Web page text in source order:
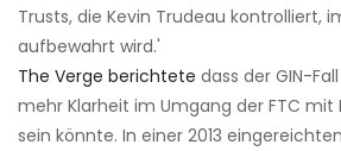
Trusts, die Kevin Trudeau kontrolliert,
aufbewahrt wird.'
The Verge berichtete dass der GIN-
mehr Klarheit im Umgang der FTC
sein könnte. In einer 2013